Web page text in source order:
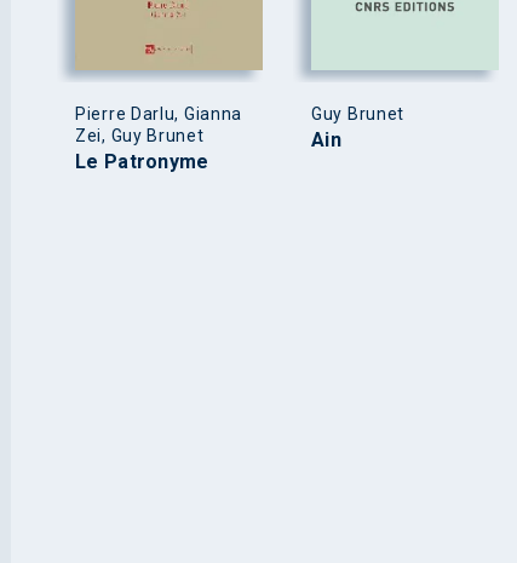
Pierre Darlu, Gianna
Zei, Guy Brunet
Le Patronyme
Guy Brunet
Ain